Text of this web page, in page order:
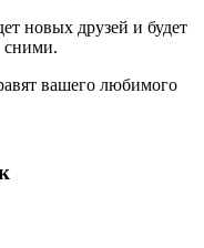
новых друзей и будет
сними.
вашего любимого